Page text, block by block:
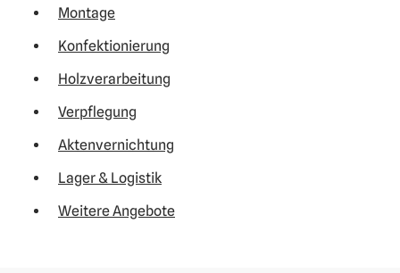
Montage
Konfektionierung
Holzverarbeitung
Verpflegung
Aktenvernichtung
Lager & Logistik
Weitere Angebote